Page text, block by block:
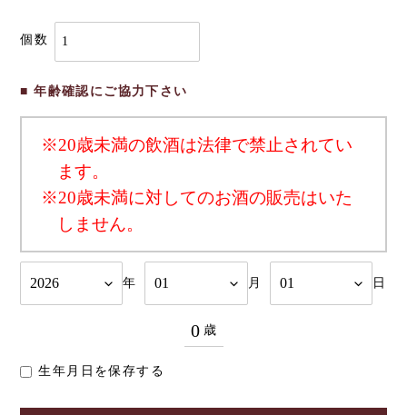
個数
■ 年齢確認にご協力下さい
※20歳未満の飲酒は法律で禁止されてい
ます。
※20歳未満に対してのお酒の販売はいた
しません。
年 月 日
0 歳
生年月日を保存する